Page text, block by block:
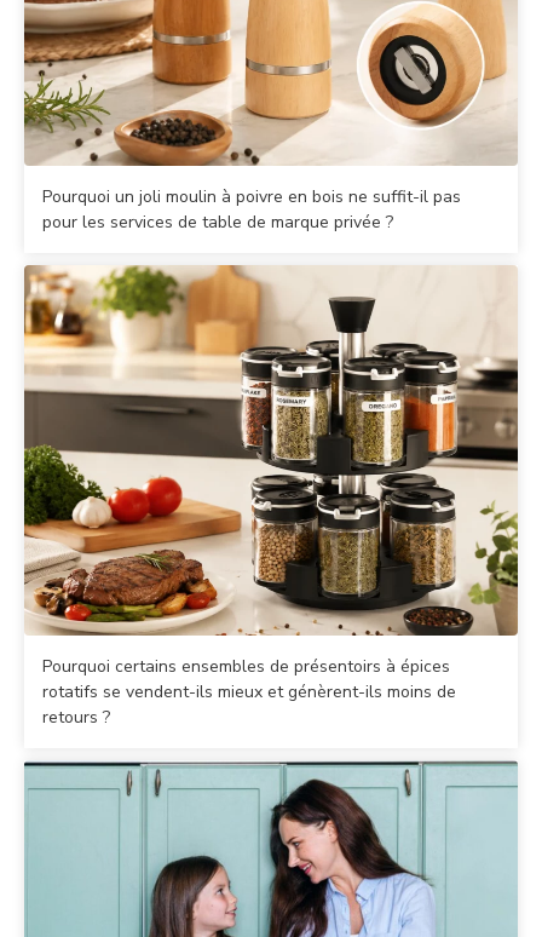
Pourquoi un joli moulin à poivre en bois ne suffit-il pas
pour les services de table de marque privée ?
Pourquoi certains ensembles de présentoirs à épices
rotatifs se vendent-ils mieux et génèrent-ils moins de
retours ?